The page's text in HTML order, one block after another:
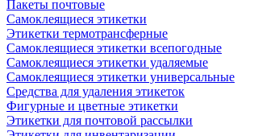
Пакеты почтовые
Самоклеящиеся этикетки
Этикетки термотрансферные
Самоклеящиеся этикетки всепогодные
Самоклеящиеся этикетки удаляемые
Самоклеящиеся этикетки универсальные
Средства для удаления этикеток
Фигурные и цветные этикетки
Этикетки для почтовой рассылки